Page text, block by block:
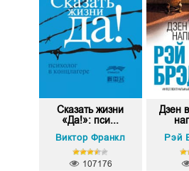
Сказать жизни
«Да!»: пси...
Виктор Франкл
107176
Дзен
Рэй